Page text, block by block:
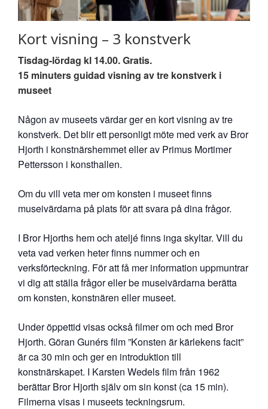
Kort visning – 3 konstverk
Tisdag-lördag kl 14.00. Gratis.
15 minuters guidad visning av tre konstverk i
museet
Någon av museets värdar ger en kort visning av tre
konstverk. Det blir ett personligt möte med verk av Bror
Hjorth i konstnärshemmet eller av Primus Mortimer
Pettersson i konsthallen.
Om du vill veta mer om konsten i museet finns
museivärdarna på plats för att svara på dina frågor.
I Bror Hjorths hem och ateljé finns inga skyltar. Vill du
veta vad verken heter finns nummer och en
verksförteckning. För att få mer information uppmuntrar
vi dig att ställa frågor eller be museivärdarna berätta
om konsten, konstnären eller museet.
Under öppettid visas också filmer om och med Bror
Hjorth. Göran Gunérs film ”Konsten är kärlekens facit”
är ca 30 min och ger en introduktion till
konstnärskapet. I Karsten Wedels film från 1962
berättar Bror Hjorth själv om sin konst (ca 15 min).
Filmerna visas i museets teckningsrum.